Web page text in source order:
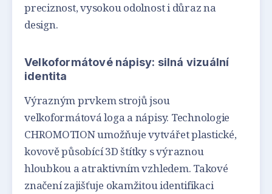
preciznost, vysokou odolnost i důraz na
design.
Velkoformátové nápisy: silná vizuální
identita
Výrazným prvkem strojů jsou
velkoformátová loga a nápisy. Technologie
CHROMOTION umožňuje vytvářet plastické,
kovově působící 3D štítky s výraznou
hloubkou a atraktivním vzhledem. Takové
značení zajišťuje okamžitou identifikaci